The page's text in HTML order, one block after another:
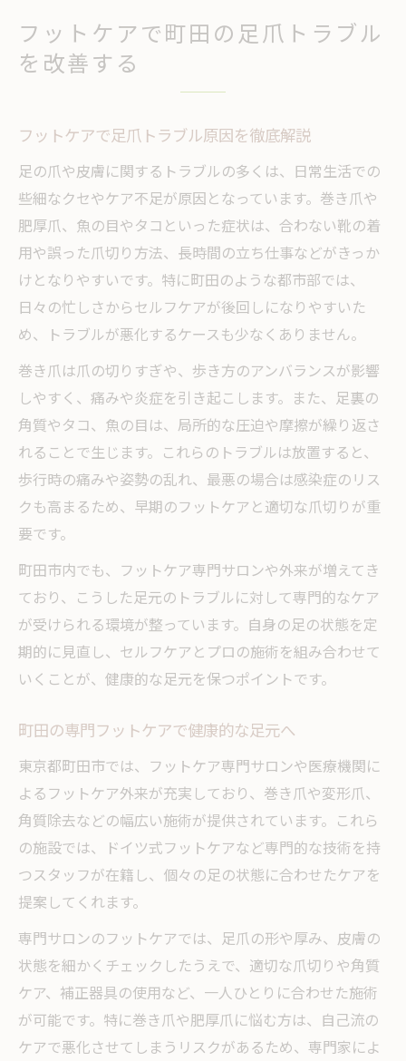
巻き爪や角質に悩む方必見のケア方法
フットケアで巻き爪・角質悩みを解消する
巻き爪・角質の根本改善に必要なケア習慣
町田のフットケアで得られる安心サポート
健康な足元へ導く専門的フットケアの手順
専門フットケアで健康な足元を目指す流れ
町田のフットケア施術工程とポイント解説
足爪ケアに必要な準備と安全な進め方
専門サロンで行う施術手順のこだわり
魚の目やタコ対策に有効な足爪ケアとは
フットケアで魚の目・タコを徹底予防する
足爪ケアがもたらす魚の目対策のコツ
サロンで受ける魚の目・タコ専用施術とは
魚の目・タコ予防に役立つフットケア習慣
東京都町田市のフットケア施術で快適な毎日を
町田のフットケア施術で日常の悩みを解消
専門フットケアで得られる快適な足元生活
継続的なフットケアがもたらす安心感
ドイツ式技術を活かした爪切りと足ケア実践法
ドイツ式フットケアの魅力と技術解説
爪切りを含むドイツ式足ケアの流れ
専門技術で足元を守るフットケア実践法
サロンで体験できる本格ドイツ式ケア
ドイツ式フットケアが支持される理由
フットケアで町田の足爪トラブル
を改善する
フットケアで足爪トラブル原因を徹底解説
足の爪や皮膚に関するトラブルの多くは、日常生活での
些細なクセやケア不足が原因となっています。巻き爪や
肥厚爪、魚の目やタコといった症状は、合わない靴の着
用や誤った爪切り方法、長時間の立ち仕事などがきっか
けとなりやすいです。特に町田のような都市部では、
日々の忙しさからセルフケアが後回しになりやすいた
め、トラブルが悪化するケースも少なくありません。
巻き爪は爪の切りすぎや、歩き方のアンバランスが影響
しやすく、痛みや炎症を引き起こします。また、足裏の
角質やタコ、魚の目は、局所的な圧迫や摩擦が繰り返さ
れることで生じます。これらのトラブルは放置すると、
歩行時の痛みや姿勢の乱れ、最悪の場合は感染症のリス
クも高まるため、早期のフットケアと適切な爪切りが重
要です。
町田市内でも、フットケア専門サロンや外来が増えてき
ており、こうした足元のトラブルに対して専門的なケア
が受けられる環境が整っています。自身の足の状態を定
期的に見直し、セルフケアとプロの施術を組み合わせて
いくことが、健康的な足元を保つポイントです。
町田の専門フットケアで健康的な足元へ
東京都町田市では、フットケア専門サロンや医療機関に
よるフットケア外来が充実しており、巻き爪や変形爪、
角質除去などの幅広い施術が提供されています。これら
の施設では、ドイツ式フットケアなど専門的な技術を持
つスタッフが在籍し、個々の足の状態に合わせたケアを
提案してくれます。
専門サロンのフットケアでは、足爪の形や厚み、皮膚の
状態を細かくチェックしたうえで、適切な爪切りや角質
ケア、補正器具の使用など、一人ひとりに合わせた施術
が可能です。特に巻き爪や肥厚爪に悩む方は、自己流の
ケアで悪化させてしまうリスクがあるため、専門家によ